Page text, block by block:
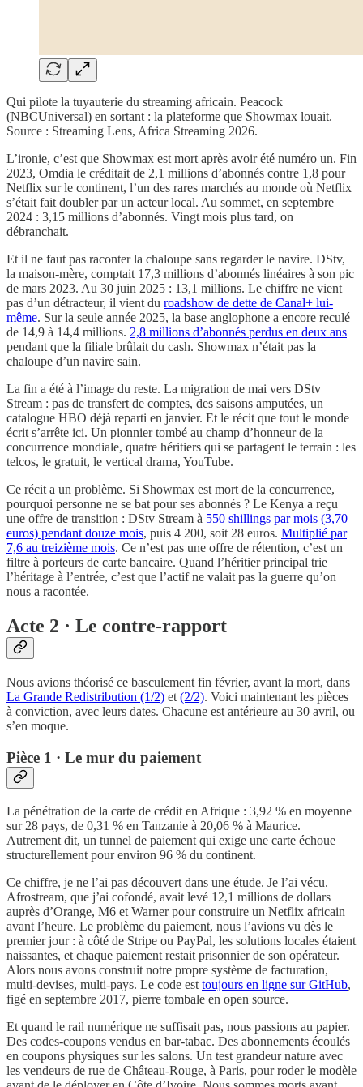
Qui pilote la tuyauterie du streaming africain. Peacock
(NBCUniversal) en sortant : la plateforme que Showmax louait.
Source : Streaming Lens, Africa Streaming 2026.
L’ironie, c’est que Showmax est mort après avoir été numéro un. Fin
2023, Omdia le créditait de 2,1 millions d’abonnés contre 1,8 pour
Netflix sur le continent, l’un des rares marchés au monde où Netflix
s’était fait doubler par un acteur local. Au sommet, en septembre
2024 : 3,15 millions d’abonnés. Vingt mois plus tard, on
débranchait.
Et il ne faut pas raconter la chaloupe sans regarder le navire. DStv,
la maison-mère, comptait 17,3 millions d’abonnés linéaires à son pic
de mars 2023. Au 30 juin 2025 : 13,1 millions. Le chiffre ne vient
pas d’un détracteur, il vient du roadshow de dette de Canal+ lui-
même. Sur la seule année 2025, la base anglophone a encore reculé
de 14,9 à 14,4 millions. 2,8 millions d’abonnés perdus en deux ans
pendant que la filiale brûlait du cash. Showmax n’était pas la
chaloupe d’un navire sain.
La fin a été à l’image du reste. La migration de mai vers DStv
Stream : pas de transfert de comptes, des saisons amputées, un
catalogue HBO déjà reparti en janvier. Et le récit que tout le monde
écrit s’arrête ici. Un pionnier tombé au champ d’honneur de la
concurrence mondiale, quatre héritiers qui se partagent le terrain : les
telcos, le gratuit, le vertical drama, YouTube.
Ce récit a un problème. Si Showmax est mort de la concurrence,
pourquoi personne ne se bat pour ses abonnés ? Le Kenya a reçu
une offre de transition : DStv Stream à 550 shillings par mois (3,70
euros) pendant douze mois, puis 4 200, soit 28 euros. Multiplié par
7,6 au treizième mois. Ce n’est pas une offre de rétention, c’est un
filtre à porteurs de carte bancaire. Quand l’héritier principal trie
l’héritage à l’entrée, c’est que l’actif ne valait pas la guerre qu’on
nous a racontée.
Acte 2 · Le contre-rapport
Nous avions théorisé ce basculement fin février, avant la mort, dans
La Grande Redistribution (1/2) et (2/2). Voici maintenant les pièces
à conviction, avec leurs dates. Chacune est antérieure au 30 avril, ou
s’en moque.
Pièce 1 · Le mur du paiement
La pénétration de la carte de crédit en Afrique : 3,92 % en moyenne
sur 28 pays, de 0,31 % en Tanzanie à 20,06 % à Maurice.
Autrement dit, un tunnel de paiement qui exige une carte échoue
structurellement pour environ 96 % du continent.
Ce chiffre, je ne l’ai pas découvert dans une étude. Je l’ai vécu.
Afrostream, que j’ai cofondé, avait levé 12,1 millions de dollars
auprès d’Orange, M6 et Warner pour construire un Netflix africain
avant l’heure. Le problème du paiement, nous l’avions vu dès le
premier jour : à côté de Stripe ou PayPal, les solutions locales étaient
naissantes, et chaque paiement restait prisonnier de son opérateur.
Alors nous avons construit notre propre système de facturation,
multi-devises, multi-pays. Le code est toujours en ligne sur GitHub,
figé en septembre 2017, pierre tombale en open source.
Et quand le rail numérique ne suffisait pas, nous passions au papier.
Des codes-coupons vendus en bar-tabac. Des abonnements écoulés
en coupons physiques sur les salons. Un test grandeur nature avec
les vendeurs de rue de Château-Rouge, à Paris, pour roder le modèle